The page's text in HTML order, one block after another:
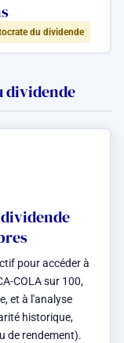
du dividende
dividende
pour accéder à
COLA sur 100,
et à l'analyse
historique,
de rendement).